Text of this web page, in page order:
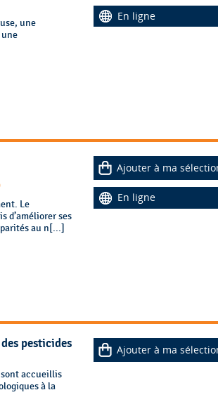
une
En ligne
Le
d’améliorer ses
au n[...]
Ajouter à ma
En ligne
pesticides
sont accueillis
à la
Ajouter à ma